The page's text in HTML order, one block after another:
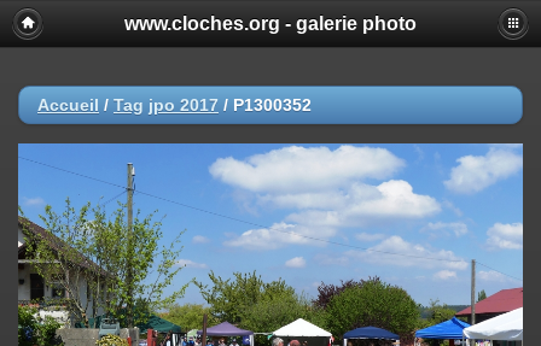
www.cloches.org - galerie photo
Accueil / Tag jpo 2017 / P1300352